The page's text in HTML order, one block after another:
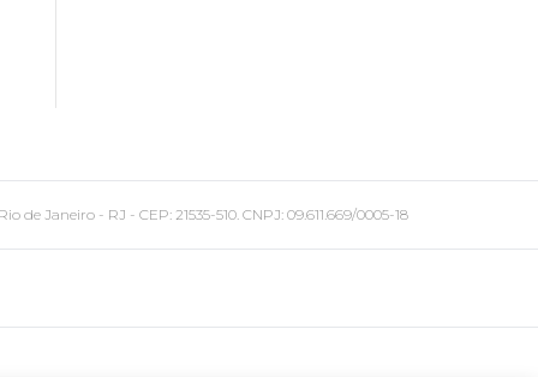
Janeiro - RJ - CEP: 21535-510. CNPJ: 09.611.669/0005-18